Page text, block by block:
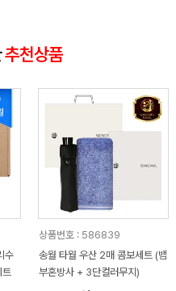
추천상품
수
트
상품번호 : 586839
송월 타월 우산 2매 콤보세트 (뱀
부혼방사 + 3단컬러무지)